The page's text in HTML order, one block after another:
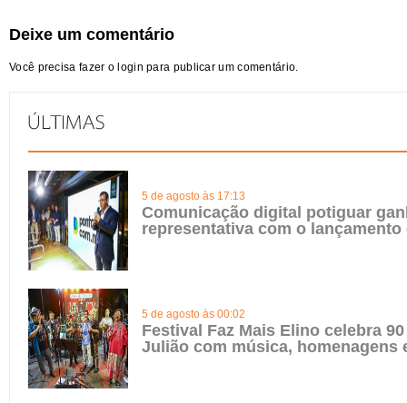
Deixe um comentário
Você precisa fazer o login para publicar um comentário.
5 de agosto às 17:13
Comunicação digital potiguar
representativa com o lançamento
5 de agosto às 00:02
Festival Faz Mais Elino celebra
Julião com música, homenagens